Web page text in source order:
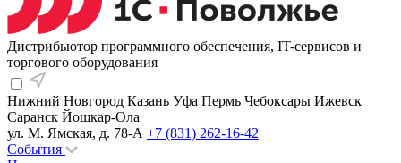
Дистрибьютор программного обеспечения, IT-сервисов и
торгового оборудования
Нижний Новгород Казань Уфа Пермь Чебоксары Ижевск
Саранск Йошкар-Ола
ул. М. Ямская, д. 78-А +7 (831) 262-16-42
События